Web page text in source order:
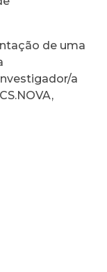
de uma
a